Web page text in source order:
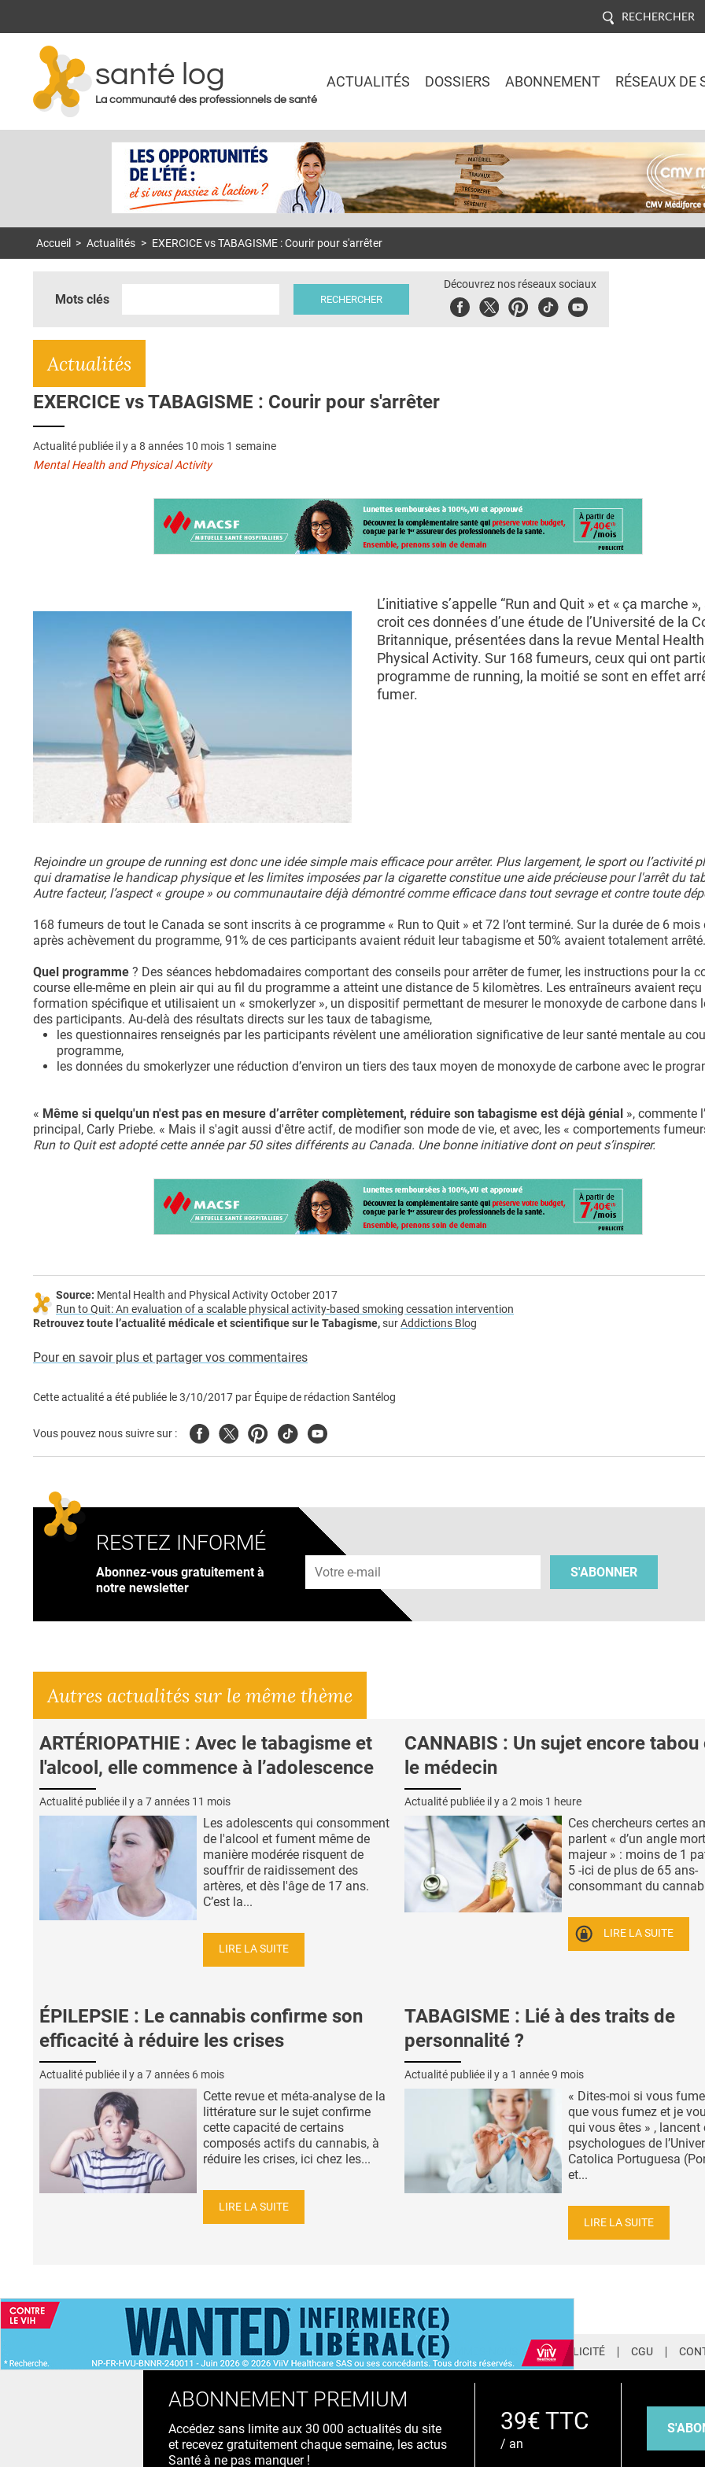
RECHERCHER
santé log
La communauté des professionnels de santé
ACTUALITÉS DOSSIERS ABONNEMENT RÉSEAUX DE
Accueil > Actualités > EXERCICE vs TABAGISME : Courir pour s'arrêter
Mots clés
Découvrez nos réseaux sociaux
FacebookTwitterPinterest
TiktokYoubute
Actualités
EXERCICE vs TABAGISME : Courir pour s'arrêter
Actualité publiée il y a 8 années 10 mois 1 semaine
Mental Health and Physical Activity
L’initiative s’appelle “Run and Quit » et « ça marche »,
croit ces données d’une étude de l’Université de la
Britannique, présentées dans la revue Mental
Physical Activity. Sur 168 fumeurs, ceux qui ont
programme de running, la moitié se sont en effet
fumer.
Rejoindre un groupe de running est donc une idée simple mais efficace pour arrêter. Plus largement, le sport ou l’activité
qui dramatise le handicap physique et les limites imposées par la cigarette constitue une aide précieuse pour l'arrêt du
Autre facteur, l’aspect « groupe » ou communautaire déjà démontré comme efficace dans tout sevrage et contre toute
168 fumeurs de tout le Canada se sont inscrits à ce programme « Run to Quit » et 72 l’ont terminé. Sur la durée de 6 mois
après achèvement du programme, 91% de ces participants avaient réduit leur tabagisme et 50% avaient totalement arrêté.
Quel programme ? Des séances hebdomadaires comportant des conseils pour arrêter de fumer, les instructions pour la
course elle-même en plein air qui au fil du programme a atteint une distance de 5 kilomètres. Les entraîneurs avaient reçu
formation spécifique et utilisaient un « smokerlyzer », un dispositif permettant de mesurer le monoxyde de carbone dans
des participants. Au-delà des résultats directs sur les taux de tabagisme,
les questionnaires renseignés par les participants révèlent une amélioration significative de leur santé mentale au
programme,
les données du smokerlyzer une réduction d’environ un tiers des taux moyen de monoxyde de carbone avec le
« Même si quelqu'un n'est pas en mesure d’arrêter complètement, réduire son tabagisme est déjà génial », commente
principal, Carly Priebe. « Mais il s'agit aussi d'être actif, de modifier son mode de vie, et avec, les « comportements
Run to Quit est adopté cette année par 50 sites différents au Canada. Une bonne initiative dont on peut s’inspirer.
Source: Mental Health and Physical Activity October 2017
Run to Quit: An evaluation of a scalable physical activity-based smoking cessation intervention
Retrouvez toute l’actualité médicale et scientifique sur le Tabagisme,surAddictions Blog
Pour en savoir plus et partager vos commentaires
Cette actualité a été publiée le3/10/2017 par Équipe de rédaction Santélog
Vous pouvez nous suivre sur : FacebookTwitterPinterest
TiktokYoutube
RESTEZ INFORMÉ
Abonnez-vous gratuitement à
notre newsletter
Adresse e-mail
S'ABONNER
Autres actualités sur le même thème
ARTÉRIOPATHIE : Avec le tabagisme et
l'alcool, elle commence à l’adolescence
Actualité publiée il y a 7 années 11 mois
Les adolescents qui consomment
de l'alcool et fument même de
manière modérée risquent de
souffrir de raidissement des
artères, et dès l'âge de 17 ans.
C’est la...
LIRE LA SUITE
CANNABIS : Un sujet encore tabou
le médecin
Actualité publiée il y a 2 mois 1 heure
Ces chercheurs certes
parlent « d’un angle
majeur » : moins de 1
5 -ici de plus de 65 ans-
consommant du
LIRE LA SUITE
ÉPILEPSIE : Le cannabis confirme son
efficacité à réduire les crises
Actualité publiée il y a 7 années 6 mois
Cette revue et méta-analyse de la
littérature sur le sujet confirme
cette capacité de certains
composés actifs du cannabis, à
réduire les crises, ici chez les...
LIRE LA SUITE
TABAGISME : Lié à des traits de
personnalité ?
Actualité publiée il y a 1 année 9 mois
« Dites-moi si vous
que vous fumez et je
qui vous êtes » , lancent
psychologues de
Catolica Portuguesa
et...
LIRE LA SUITE
ACCUEIL NEWSLETTER QUI SOMMES-NOUS ? PUBLICITÉ CGU
ABONNEMENT PREMIUM
Accédez sans limite aux 30 000 actualités du site
et recevez gratuitement chaque semaine, les actus
Santé à ne pas manquer !
39€ TTC
/ an